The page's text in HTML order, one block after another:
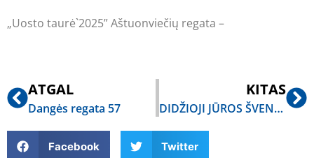
„Uosto taurė`2025” Aštuonviečių regata –
ATGAL
Dangės regata 57
KITAS
DIDŽIOJI JŪROS ŠVENTĖS REGATA – AŠTUONVIEČIŲ IRKLAVIMO SPRINTAS
Facebook Twitter